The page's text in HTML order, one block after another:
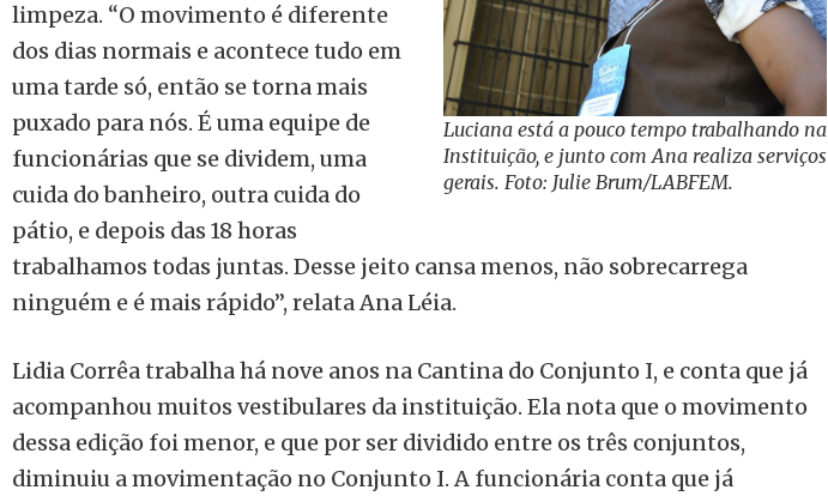
Luciana está a pouco tempo trabalhando na
Instituição, e junto com Ana realiza serviços
gerais. Foto: Julie Brum/LABFEM.
limpeza. “O movimento é diferente
dos dias normais e acontece tudo em
uma tarde só, então se torna mais
puxado para nós. É uma equipe de
funcionárias que se dividem, uma
cuida do banheiro, outra cuida do
pátio, e depois das 18 horas
trabalhamos todas juntas. Desse jeito cansa menos, não sobrecarrega
ninguém e é mais rápido”, relata Ana Léia.
Lidia Corrêa trabalha há nove anos na Cantina do Conjunto I, e conta que já
acompanhou muitos vestibulares da instituição. Ela nota que o movimento
dessa edição foi menor, e que por ser dividido entre os três conjuntos,
diminuiu a movimentação no Conjunto I. A funcionária conta que já